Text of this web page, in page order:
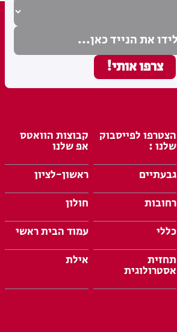
הצטרפו לפייסבוק
שלנו :
קבוצות הוואטס
אפ שלנו
גבעתיים
ראשון-לציון
רחובות
חולון
כללי
עמוד הבית ראשי
תחזית
אסטרולוגית
אילת